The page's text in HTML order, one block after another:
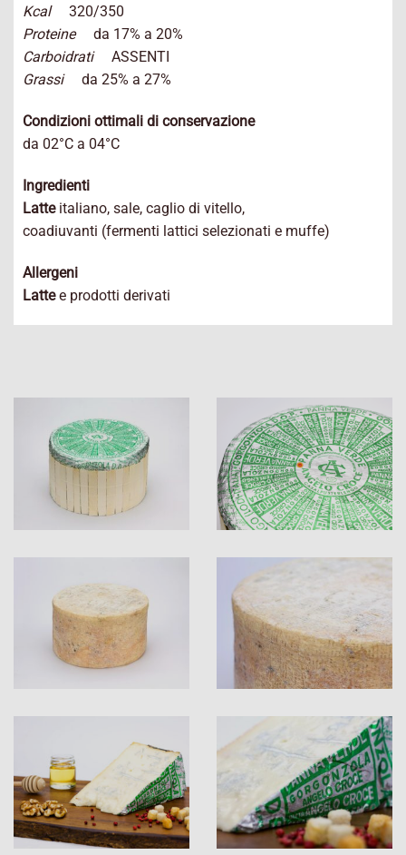
Kcal320/350
Proteineda 17% a 20%
CarboidratiASSENTI
Grassida 25% a 27%
Condizioni ottimali di conservazione
da 02°C a 04°C
Ingredienti
Latteitaliano, sale, caglio di vitello,
coadiuvanti (fermenti lattici selezionati e muffe)
Allergeni
Lattee prodotti derivati